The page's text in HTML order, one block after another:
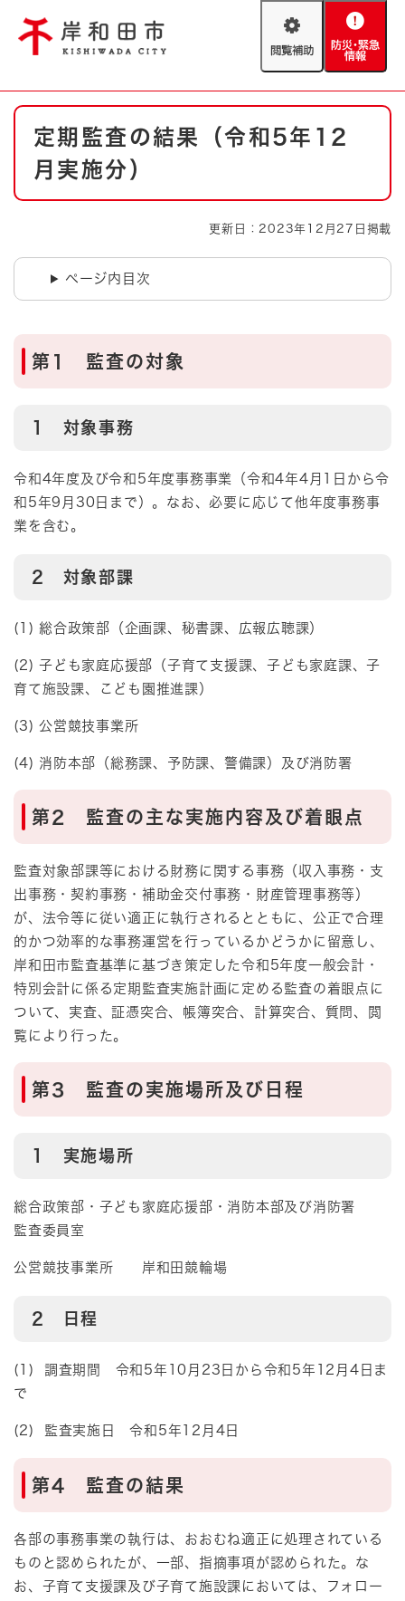
閲
助
防
緊
情
やさしい日本語
防災・緊急情報 救急・消防
ハザードマップ
本
定期監査の結果（令和5年12
月実施分）
更新日：2023年12月27日掲載
ページ内目次
第1 監査の対象
1 対象事務
令和4年度及び令和5年度事務事業（令和4年4月1日から令
和5年9月30日まで）。なお、必要に応じて他年度事務事
業を含む。
2 対象部課​​
(1) 総合政策部（企画課、秘書課、広報広聴課）
(2) 子ども家庭応援部（子育て支援課、子ども家庭課、子
育て施設課、こども園推進課）
(3) 公営競技事業所
(4) 消防本部（総務課、予防課、警備課）及び消防署
第2 監査の主な実施内容及び着眼点
監査対象部課等における財務に関する事務（収入事務・支
出事務・契約事務・補助金交付事務・財産管理事務等）
が、法令等に従い適正に執行されるとともに、公正で合理
的かつ効率的な事務運営を行っているかどうかに留意し、
岸和田市監査基準に基づき策定した令和5年度一般会計・
特別会計に係る定期監査実施計画に定める監査の着眼点に
ついて、実査、証憑突合、帳簿突合、計算突合、質問、閲
覧により行った。
第3 監査の実施場所及び日程
1 実施場所
総合政策部・子ども家庭応援部・消防本部及び消防署
監査委員室
公営競技事業所 岸和田競輪場
2 日程
(1) 調査期間 令和5年10月23日から令和5年12月4日ま
で
(2) 監査実施日 令和5年12月4日
第4 監査の結果​​​
各部の事務事業の執行は、おおむね適正に処理されている
ものと認められたが、一部、指摘事項が認められた。な
お、子育て支援課及び子育て施設課においては、フォロー